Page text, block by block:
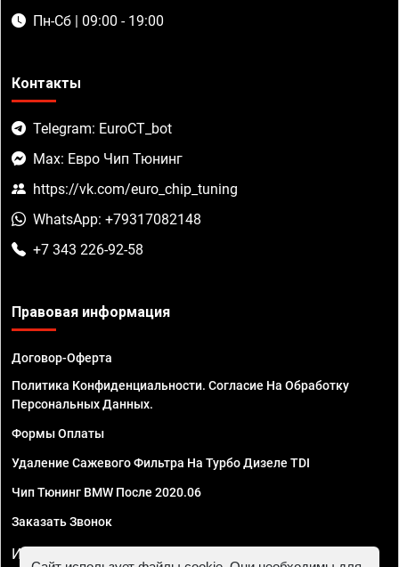
Пн-Сб | 09:00 - 19:00
Контакты
Telegram: EuroCT_bot
Max: Евро Чип Тюнинг
https://vk.com/euro_chip_tuning
WhatsApp: +79317082148
+7 343 226-92-58
Правовая информация
Договор-Оферта
Политика Конфиденциальности. Согласие На Обработку
Персональных Данных.
Формы Оплаты
Удаление Сажевого Фильтра На Турбо Дизеле TDI
Чип Тюнинг BMW После 2020.06
Заказать Звонок
ИП Смирнов Георгий Павлович. ИНН 781302555843,